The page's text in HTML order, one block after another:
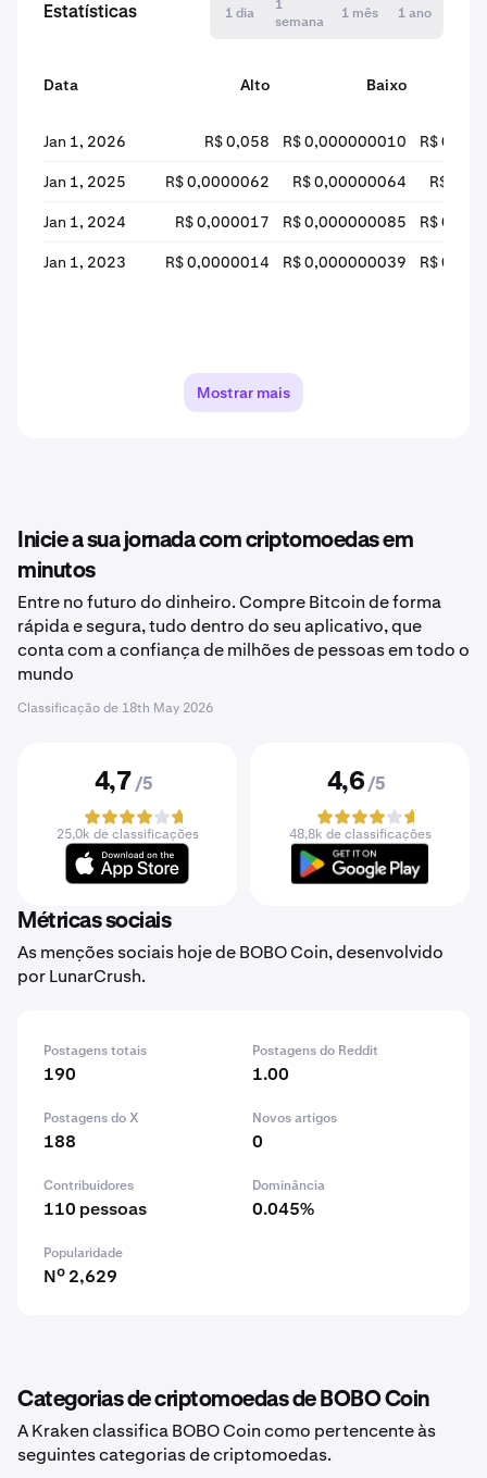
Estatísticas 1 dia
1
semana
1 mês 1 ano
Data Alto Baixo
Jan 1, 2026 R$ 0,058 R$ 0,000000010 R$
Jan 1, 2025 R$ 0,0000062 R$ 0,00000064 R$
Jan 1, 2024 R$ 0,000017 R$ 0,000000085 R$
Jan 1, 2023 R$ 0,0000014 R$ 0,000000039 R$
Mostrar mais
Inicie a sua jornada com criptomoedas em
minutos
Entre no futuro do dinheiro. Compre Bitcoin de forma
rápida e segura, tudo dentro do seu aplicativo, que
conta com a confiança de milhões de pessoas em todo o
mundo
Classificação de 18th May 2026
4,7 /5
25,0k de classificações
4,6 /5
48,8k de classificações
Métricas sociais
As menções sociais hoje de BOBO Coin, desenvolvido
por LunarCrush.
Postagens totais
190
Postagens do Reddit
1.00
Postagens do X
188
Novos artigos
0
Contribuidores
110 pessoas
Dominância
0.045%
Popularidade
Nº 2,629
Categorias de criptomoedas de BOBO Coin
A Kraken classifica BOBO Coin como pertencente às
seguintes categorias de criptomoedas.